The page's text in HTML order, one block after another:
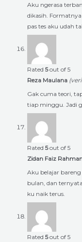
Aku ngerasa
dikasih.
pas tes aku udah
Rated 5out of 5
Reza Maulana
Gak cuma teori,
tiap minggu. Jadi
Rated 5out of 5
Zidan Faiz
Aku belajar
bulan, dan
ku naik terus.
Rated 5out of 5